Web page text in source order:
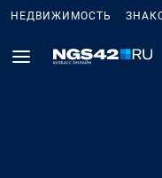
НЕДВИЖИМОСТЬ